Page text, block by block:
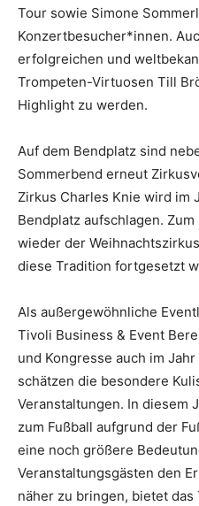
Tour sowie Simone
Konzertbesucher*innen.
erfolgreichen und
Trompeten-Virtuosen Till
Highlight zu werden.
Auf dem Bendplatz sind
Sommerbend erneut
Zirkus Charles Knie wird im
Bendplatz aufschlagen.
wieder der
diese Tradition fortgesetzt
Als außergewöhnliche
Tivoli Business & Event
und Kongresse auch im
schätzen die besondere
Veranstaltungen. In diesem
zum Fußball aufgrund der
eine noch größere
Veranstaltungsgästen den
näher zu bringen, bietet das